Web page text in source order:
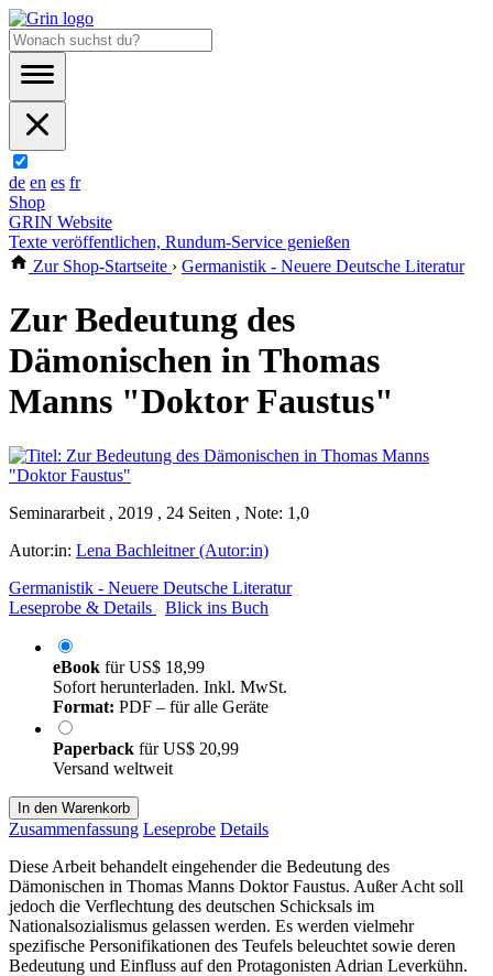
de en es fr
Shop
GRIN Website
Texte veröffentlichen, Rundum-Service genießen
Zur Shop-Startseite › Germanistik - Neuere Deutsche Literatur
Zur Bedeutung des
Dämonischen in Thomas
Manns "Doktor Faustus"
Seminararbeit , 2019 , 24 Seiten , Note: 1,0
Autor:in: Lena Bachleitner (Autor:in)
Germanistik - Neuere Deutsche Literatur
Leseprobe & Details
Blick ins Buch
eBook fürUS$ 18,99
Sofort herunterladen. Inkl. MwSt.
Format: PDF – für alle Geräte
Paperback fürUS$ 20,99
Versand weltweit
In den Warenkorb
Zusammenfassung Leseprobe Details
Diese Arbeit behandelt eingehender die Bedeutung des
Dämonischen in Thomas Manns Doktor Faustus. Außer Acht soll
jedoch die Verflechtung des deutschen Schicksals im
Nationalsozialismus gelassen werden. Es werden vielmehr
spezifische Personifikationen des Teufels beleuchtet sowie deren
Bedeutung und Einfluss auf den Protagonisten Adrian Leverkühn.